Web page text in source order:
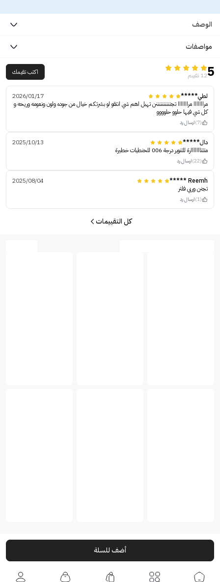
الوصف
مواصفات
512 تقييم اكتب تقيمك
لطي*****
2026/01/17
مرااااااا مرااااااا تجننننننننننن تهبل اهم شي انتقو لو بشرتكم خيال من جوده ولون ونعومه وريحه و
كل شي فيها حلوو حلوووو
(7) ارسال رد
دال*****
2025/10/13
متتتااااااارة للتنوير درجة 006 للحنطيات خطيرة
(22) ارسال رد
Reemh *****
2025/08/04
تجنن وربي فلتر
(1) ارسال رد
كل التقييمات
أضف للسلة